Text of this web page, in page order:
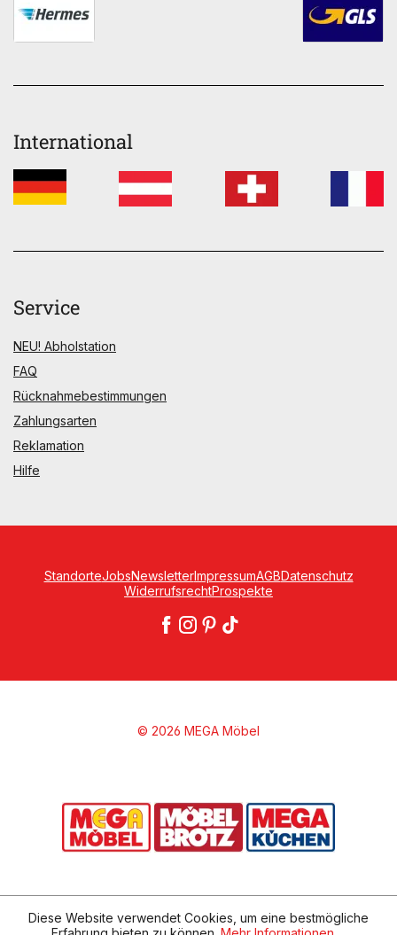
International
Service
NEU! Abholstation
FAQ
Rücknahmebestimmungen
Zahlungsarten
Reklamation
Hilfe
StandorteJobsNewsletterImpressumAGBDatenschutz
WiderrufsrechtProspekte
© 2026 MEGA Möbel
Diese Website verwendet Cookies, um eine bestmögliche